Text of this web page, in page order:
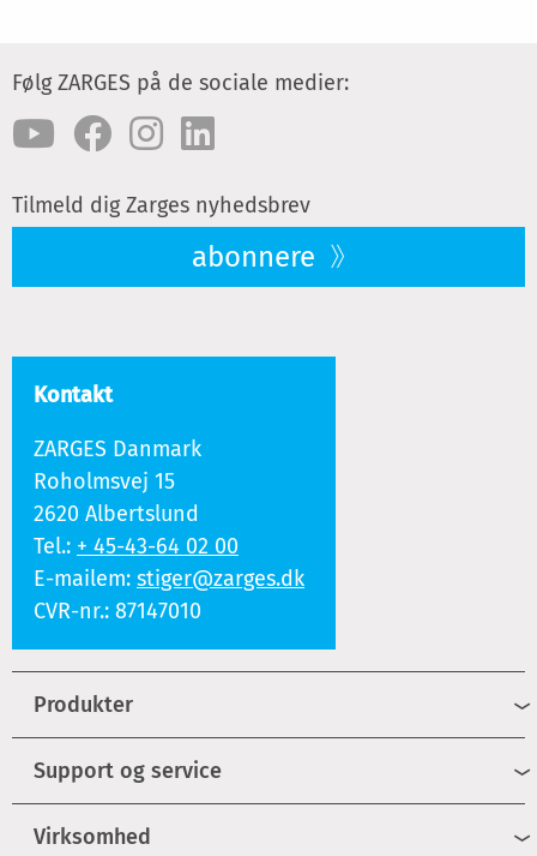
Følg ZARGES på de sociale medier:
Tilmeld dig Zarges nyhedsbrev
abonnere
Kontakt
ZARGES Danmark
Roholmsvej 15
2620 Albertslund
Tel.: + 45-43-64 02 00
E-mailem: stiger@zarges.dk
CVR-nr.: 87147010
Produkter
Support og service
Virksomhed